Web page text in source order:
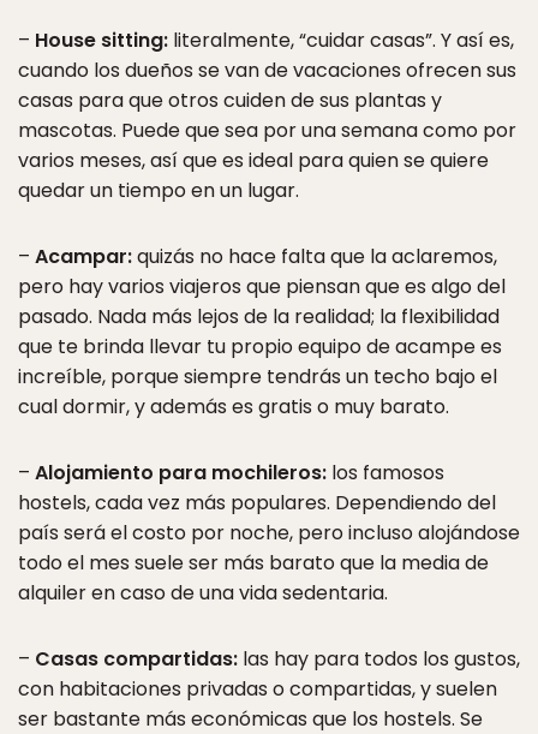
– House sitting: literalmente, “cuidar casas”. Y así es,
cuando los dueños se van de vacaciones ofrecen sus
casas para que otros cuiden de sus plantas y
mascotas. Puede que sea por una semana como por
varios meses, así que es ideal para quien se quiere
quedar un tiempo en un lugar.
– Acampar:quizás no hace falta que la aclaremos,
pero hay varios viajeros que piensan que es algo del
pasado. Nada más lejos de la realidad; la flexibilidad
que te brinda llevar tu propio equipo de acampe es
increíble, porque siempre tendrás un techo bajo el
cual dormir, y además es gratis o muy barato.
– Alojamiento para mochileros: los famosos
hostels, cada vez más populares. Dependiendo del
país será el costo por noche, pero incluso alojándose
todo el mes suele ser más barato que la media de
alquiler en caso de una vida sedentaria.
– Casas compartidas: las hay para todos los gustos,
con habitaciones privadas o compartidas, y suelen
ser bastante más económicas que los hostels. Se